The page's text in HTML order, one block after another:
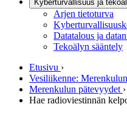
Kyberturvallisuus ja
Arjen tietoturva
Datatalous ja
Tekoälyn sääntely
Etusivu ›
Vesiliikenne:
Merenkulun pätevyydet ›
Hae radioviestinnän